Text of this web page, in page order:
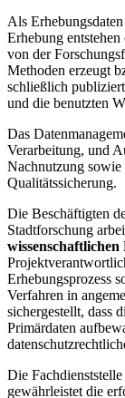
Als
Erhebung
von der
Methoden erzeugt
schließlich
und die benutzten
Das
Verarbeitung, und
Nachnutzung
Qualitätssicherung.
Die Beschäftigten
Stadtforschung
wissenschaftlichen
Erhebungsprozess
Verfahren in
sichergestellt, dass
Primärdaten
Die
gewährleistet die